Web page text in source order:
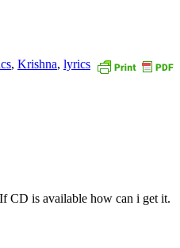
, Krishna, lyrics
CD is available how can i get it.